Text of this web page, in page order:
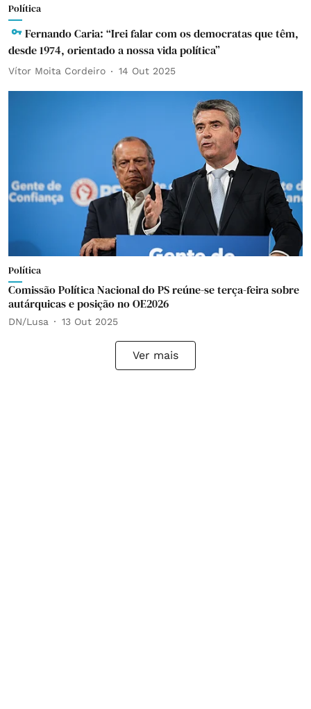
Política
Fernando Caria: “Irei falar com os democratas que têm,
desde 1974, orientado a nossa vida política”
Vítor Moita Cordeiro 14 Out 2025
Política
Comissão Política Nacional do PS reúne-se terça-feira sobre
autárquicas e posição no OE2026
DN/Lusa 13 Out 2025
Ver mais